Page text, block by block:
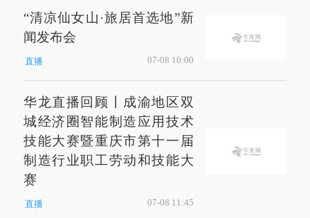
“清凉仙女山·旅居首选地”新
闻发布会
直播 07-08 10:00
华龙直播回顾丨成渝地区双
城经济圈智能制造应用技术
技能大赛暨重庆市第十一届
制造行业职工劳动和技能大
赛
直播 07-08 11:45